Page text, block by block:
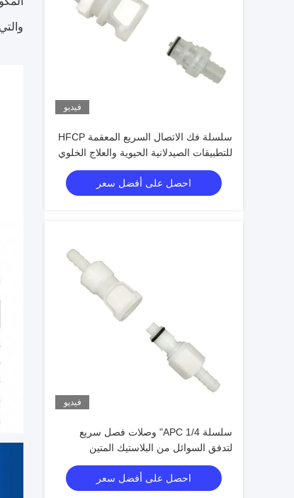
فيديو
سلسلة فك الاتصال السريع المعقمة HFCP
للتطبيقات الصيدلانية الحيوية والعلاج الخلوي
احصل على أفضل سعر
فيديو
سلسلة APC 1/4" وصلات فصل سريع
لتدفق السوائل من البلاستيك المتين
احصل على أفضل سعر